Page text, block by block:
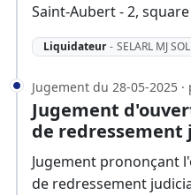
Saint-Aubert - 2,
Liquidateur - SELARL MJ
Jugement du 28-05-2025
Jugement
de redressement
Jugement prononçant
de redressement